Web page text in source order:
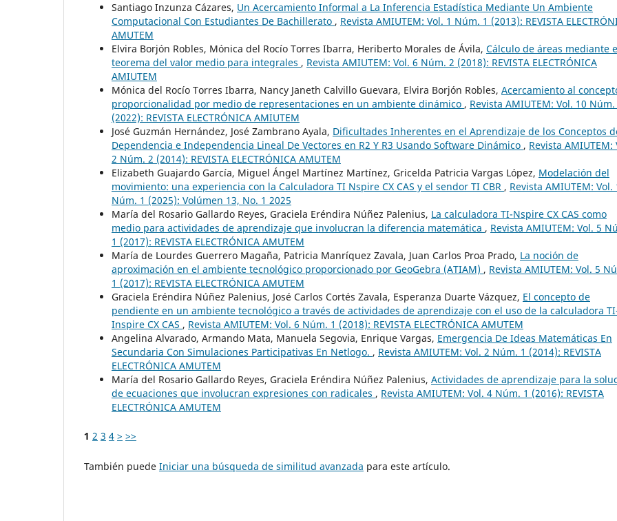
Santiago Inzunza Cázares, Un Acercamiento Informal a La Inferencia Estadística Mediante Un Ambiente
Computacional Con Estudiantes De Bachillerato , Revista AMIUTEM: Vol. 1 Núm. 1 (2013): REVISTA
AMUTEM
Elvira Borjón Robles, Mónica del Rocío Torres Ibarra, Heriberto Morales de Ávila, Cálculo de áreas mediante
teorema del valor medio para integrales , Revista AMIUTEM: Vol. 6 Núm. 2 (2018): REVISTA ELECTRÓNICA
AMIUTEM
Mónica del Rocío Torres Ibarra, Nancy Janeth Calvillo Guevara, Elvira Borjón Robles, Acercamiento al
proporcionalidad por medio de representaciones en un ambiente dinámico , Revista AMIUTEM: Vol. 10 Núm.
(2022): REVISTA ELECTRÓNICA AMIUTEM
José Guzmán Hernández, José Zambrano Ayala, Dificultades Inherentes en el Aprendizaje de los Conceptos
Dependencia e Independencia Lineal De Vectores en R2 Y R3 Usando Software Dinámico , Revista AMIUTEM:
2 Núm. 2 (2014): REVISTA ELECTRÓNICA AMUTEM
Elizabeth Guajardo García, Miguel Ángel Martínez Martínez, Gricelda Patricia Vargas López, Modelación del
movimiento: una experiencia con la Calculadora TI Nspire CX CAS y el sendor TI CBR , Revista AMIUTEM: Vol.
Núm. 1 (2025): Volúmen 13, No. 1 2025
María del Rosario Gallardo Reyes, Graciela Eréndira Núñez Palenius, La calculadora TI-Nspire CX CAS como
medio para actividades de aprendizaje que involucran la diferencia matemática , Revista AMIUTEM: Vol. 5
1 (2017): REVISTA ELECTRÓNICA AMUTEM
María de Lourdes Guerrero Magaña, Patricia Manríquez Zavala, Juan Carlos Proa Prado, La noción de
aproximación en el ambiente tecnológico proporcionado por GeoGebra (ATIAM) , Revista AMIUTEM: Vol. 5
1 (2017): REVISTA ELECTRÓNICA AMUTEM
Graciela Eréndira Núñez Palenius, José Carlos Cortés Zavala, Esperanza Duarte Vázquez, El concepto de
pendiente en un ambiente tecnológico a través de actividades de aprendizaje con el uso de la calculadora
Inspire CX CAS , Revista AMIUTEM: Vol. 6 Núm. 1 (2018): REVISTA ELECTRÓNICA AMUTEM
Angelina Alvarado, Armando Mata, Manuela Segovia, Enrique Vargas, Emergencia De Ideas Matemáticas En
Secundaria Con Simulaciones Participativas En Netlogo. , Revista AMIUTEM: Vol. 2 Núm. 1 (2014): REVISTA
ELECTRÓNICA AMUTEM
María del Rosario Gallardo Reyes, Graciela Eréndira Núñez Palenius, Actividades de aprendizaje para la
de ecuaciones que involucran expresiones con radicales , Revista AMIUTEM: Vol. 4 Núm. 1 (2016): REVISTA
ELECTRÓNICA AMUTEM
1 2 3 4 > >>
También puede Iniciar una búsqueda de similitud avanzada para este artículo.